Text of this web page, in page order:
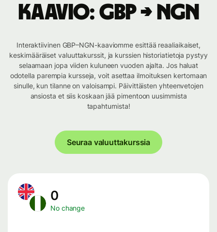
Kaavio: GBP → NGN
Interaktiivinen GBP–NGN-kaaviomme esittää reaaliaikaiset,
keskimääräiset valuuttakurssit, ja kurssien historiatietoja pystyy
selaamaan jopa viiden kuluneen vuoden ajalta. Jos haluat
odotella parempia kursseja, voit asettaa ilmoituksen kertomaan
sinulle, kun tilanne on valoisampi. Päivittäisten yhteenvetojen
ansiosta et siis koskaan jää pimentoon uusimmista
tapahtumista!
Seuraa valuuttakurssia
0
No change